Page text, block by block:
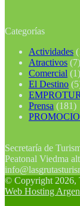
Categorías
Actividades
Atractivos (7)
Comercial (1)
El Destino
EMPROTUR
Prensa (181)
Secretaría de
Peatonal Viedma
© Copyright 2026,
Web Hosting